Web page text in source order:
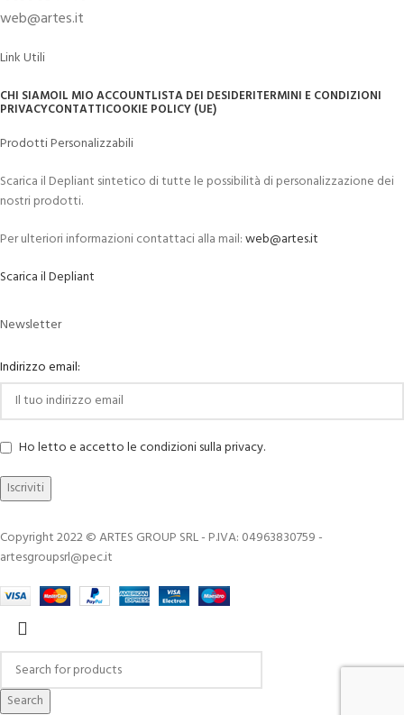
web@artes.it
Link Utili
CHI SIAMOIL MIO ACCOUNTLISTA DEI DESIDERITERMINI E CONDIZIONI
PRIVACYCONTATTICOOKIE POLICY (UE)
Prodotti Personalizzabili
Scarica il Depliant sintetico di tutte le possibilità di personalizzazione dei
nostri prodotti.
Per ulteriori informazioni contattaci alla mail:web@artes.it
Scarica il Depliant
Newsletter
Indirizzo email:
Ho letto e accetto le condizioni sulla privacy.
Copyright 2022 © ARTES GROUP SRL - P.IVA: 04963830759 -
artesgroupsrl@pec.it
Search